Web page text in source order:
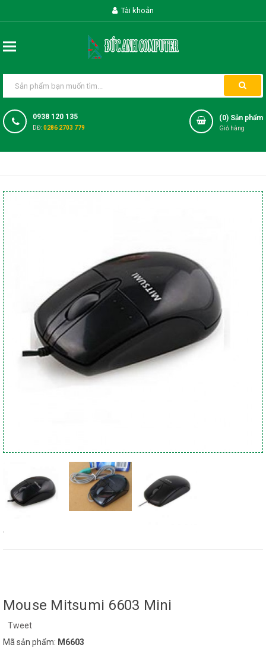
Tài khoản
0938 120 135
DĐ:0286 2703 779
(0) Sản phẩm
Giỏ hàng
Mouse Mitsumi 6603 Mini
Tweet
Mã sản phẩm: M6603